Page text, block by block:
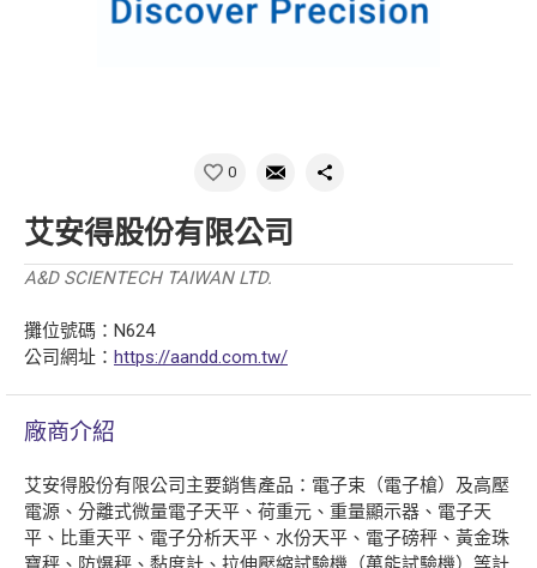
0
艾安得股份有限公司
A&D SCIENTECH TAIWAN LTD.
攤位號碼：N624
公司網址： https://aandd.com.tw/
廠商介紹
艾安得股份有限公司主要銷售產品：電子束（電子槍）及高壓
電源、分離式微量電子天平、荷重元、重量顯示器、電子天
平、比重天平、電子分析天平、水份天平、電子磅秤、黃金珠